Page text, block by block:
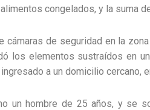
congelados, y la suma
cámaras de seguridad en la
los elementos sustraídos en
a un domicilio cercano,
un hombre de 25 años, y se